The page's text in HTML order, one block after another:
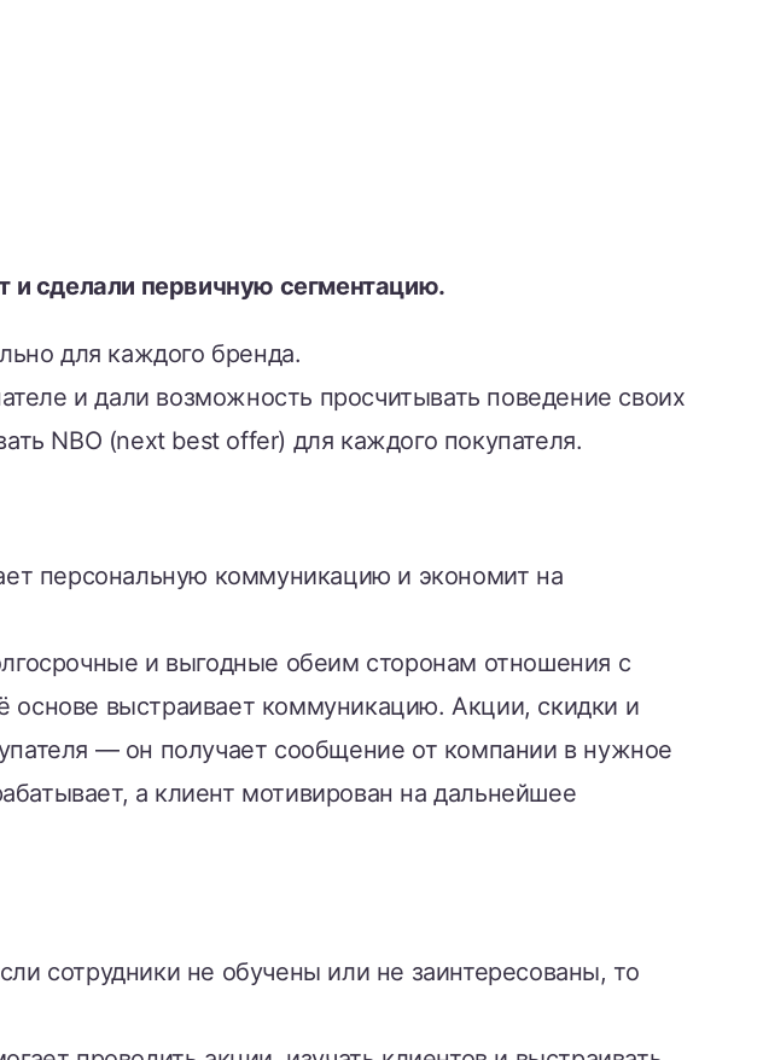
и сделали первичную сегментацию.
для каждого бренда.
и дали возможность просчитывать поведение своих
NBO (next best offer) для каждого покупателя.
персональную коммуникацию и экономит на
и выгодные обеим сторонам отношения с
основе выстраивает коммуникацию. Акции, скидки и
— он получает сообщение от компании в нужное
а клиент мотивирован на дальнейшее
сотрудники не обучены или не заинтересованы, то